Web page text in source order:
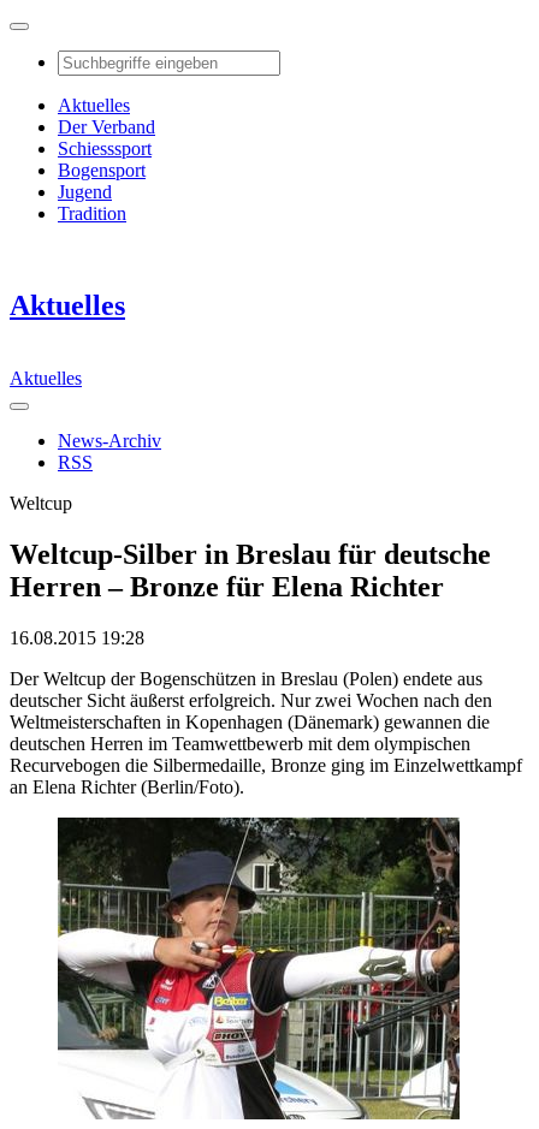
Aktuelles
Der Verband
Schiesssport
Bogensport
Jugend
Tradition
Aktuelles
Aktuelles
News-Archiv
RSS
Weltcup
Weltcup-Silber in Breslau für deutsche
Herren – Bronze für Elena Richter
16.08.2015 19:28
Der Weltcup der Bogenschützen in Breslau (Polen) endete aus
deutscher Sicht äußerst erfolgreich. Nur zwei Wochen nach den
Weltmeisterschaften in Kopenhagen (Dänemark) gewannen die
deutschen Herren im Teamwettbewerb mit dem olympischen
Recurvebogen die Silbermedaille, Bronze ging im Einzelwettkampf
an Elena Richter (Berlin/Foto).